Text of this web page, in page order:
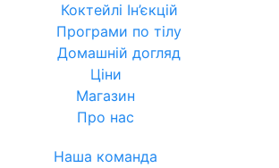
Коктейлі Ін’єкцій
Програми по тілу
Домашній догляд
Ціни
Магазин
Про нас
Наша команда